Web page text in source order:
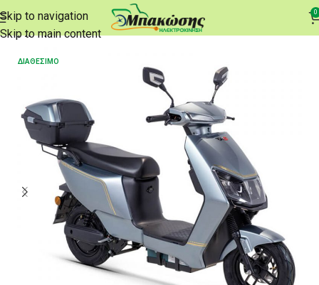
Skip to navigation
Skip to main content
0
Αρχική σελίδα e-Scooters
ΔΙΑΘΈΣΙΜΟ